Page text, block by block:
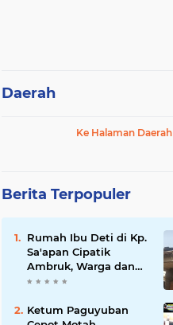
Daerah
Ke Halaman Daerah
Berita Terpopuler
Rumah Ibu Deti di Kp.
Sa'apan Cipatik
Ambruk, Warga dan
Pemdes Sigap Bantu
Ketum Paguyuban